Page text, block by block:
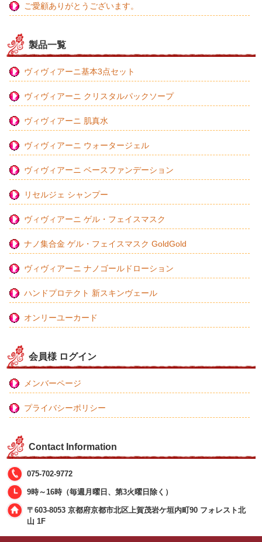
ご愛顧ありがとうございます。
製品一覧
ヴィヴィアーニ基本3点セット
ヴィヴィアーニ クリスタルパックソープ
ヴィヴィアーニ 肌真水
ヴィヴィアーニ ウォータージェル
ヴィヴィアーニ ベースファンデーション
リセルジェ シャンプー
ヴィヴィアーニ ゲル・フェイスマスク
ナノ集合金 ゲル・フェイスマスク GoldGold
ヴィヴィアーニ ナノゴールドローション
ハンドプロテクト 新スキンヴェール
オンリーユーカード
会員様 ログイン
メンバーページ
プライバシーポリシー
Contact Information
075-702-9772
9時～16時（毎週月曜日、第3火曜日除く）
〒603-8053 京都府京都市北区上賀茂岩ケ垣内町90 フォレスト北
山 1F